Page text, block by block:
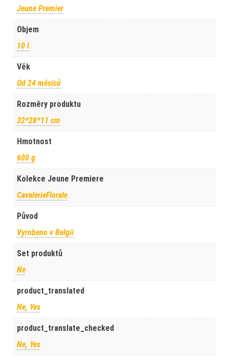
Jeune Premier
Objem
10 l
Věk
Od 24 měsíců
Rozměry produktu
32*28*11 cm
Hmotnost
600 g
Kolekce Jeune Premiere
CavalerieFlorale
Původ
Vyrobeno v Belgii
Set produktů
Ne
product_translated
Ne, Yes
product_translate_checked
Ne, Yes